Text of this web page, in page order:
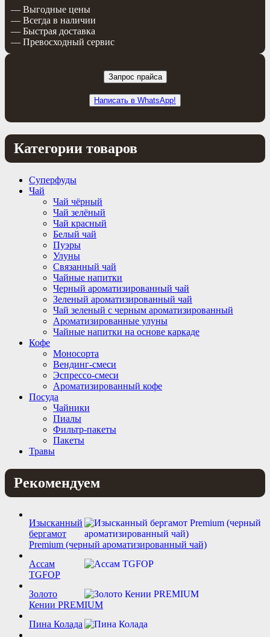
— Выгодные цены
— Всегда в наличии
— Быстрая доставка
— Превосходный сервис
Запрос прайса
Написать в WhatsApp!
Категории товаров
Суперфуды
Чай
Чай чёрный
Чай зелёный
Чай красный
Белый чай
Пуэры
Улуны
Связанный чай
Чайные напитки
Черный ароматизированный чай
Зеленый ароматизированный чай
Чай зеленый с черным ароматизированный
Ароматизированные улуны
Чайные напитки на основе каркаде
Кофе
Моносорта
Вендинг-смеси
Эспрессо-смеси
Ароматизированный кофе
Посуда
Чайники
Пиалы
Фильтр-пакеты
Пакеты
Травы
Рекомендуем
Изысканный
бергамот
Premium (черный ароматизированный чай)
Ассам
TGFOP
Золото
Кении PREMIUM
Пина Колада